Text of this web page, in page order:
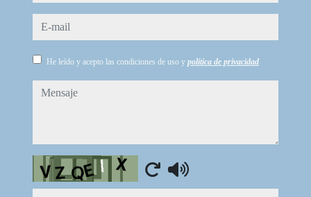
e-mail
He leído y acepto las condiciones de uso y política de privacidad
mensaje
Captcha